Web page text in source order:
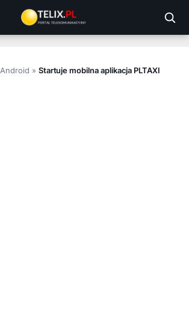
Android » Startuje mobilna aplikacja PLTAXI